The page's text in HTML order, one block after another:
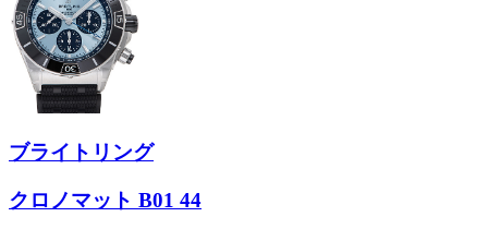
ブライトリング
クロノマット B01 44